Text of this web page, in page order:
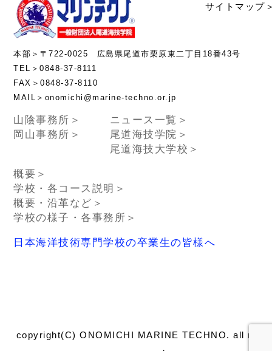
サイトマップ
本部＞〒722-0025 広島県尾道市栗原東二丁目18番43号
TEL＞0848-37-8111
FAX＞0848-37-8110
MAIL＞onomichi@marine-techno.or.jp
山陰事務所＞
岡山事務所＞
ニュース一覧＞
尾道海技学院＞
尾道海技大学校＞
概要＞
学校・各コース説明＞
概要・沿革など＞
学校の様子・各事務所＞
日本海洋技術専門学校の卒業生の皆様へ
copyright(C) ONOMICHI MARINE TECHNO. all